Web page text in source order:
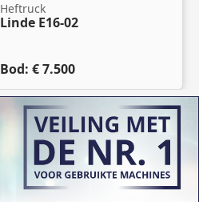
Heftruck
Linde E16-02
Bod: € 7.500